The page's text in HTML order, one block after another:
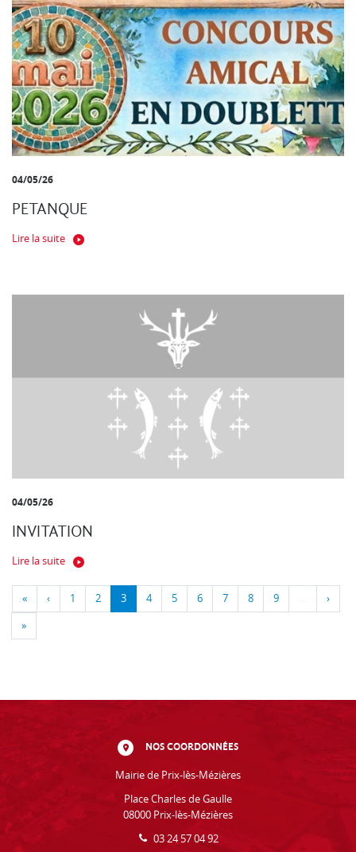
04/05/26
PETANQUE
Lire la suite
04/05/26
INVITATION
Lire la suite
« ‹ 1 2 3 4 5 6 7 8 9 … ›
»
NOS COORDONNÉES
Mairie de Prix-lès-Mézières
Place Charles de Gaulle
08000 Prix-lès-Mézières
03 24 57 04 92